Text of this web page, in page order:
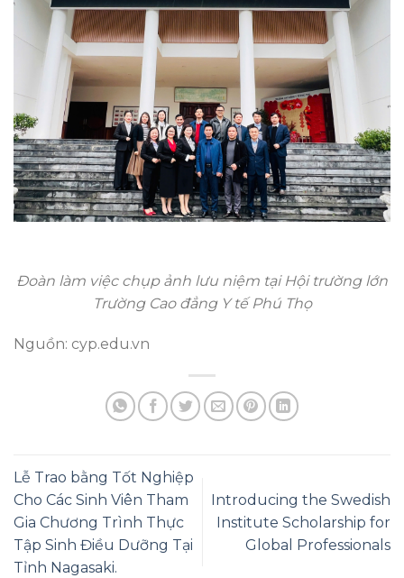
Đoàn làm việc chụp ảnh lưu niệm tại Hội trường lớn
Trường Cao đẳng Y tế Phú Thọ
Nguồn: cyp.edu.vn
Lễ Trao bằng Tốt Nghiệp
Cho Các Sinh Viên Tham
Gia Chương Trình Thực
Tập Sinh Điều Dưỡng Tại
Tỉnh Nagasaki.
Introducing the Swedish
Institute Scholarship for
Global Professionals